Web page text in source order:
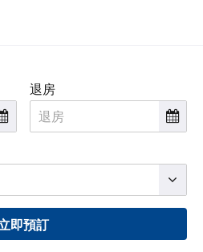
退房
即預訂